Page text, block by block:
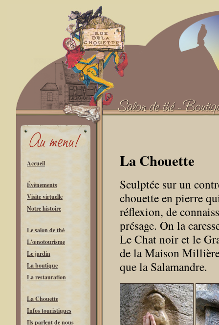
Accueil
Évènements
Visite virtuelle
Notre histoire
Le salon de thé
L’œnotourisme
Le jardin
La boutique
La restauration
La Chouette
Infos touristiques
Ils parlent de nous
La Chouette
Sculptée sur un
chouette en pierre
réflexion, de
présage. On la
Le Chat noir et le
de la Maison
que la Salamandre.